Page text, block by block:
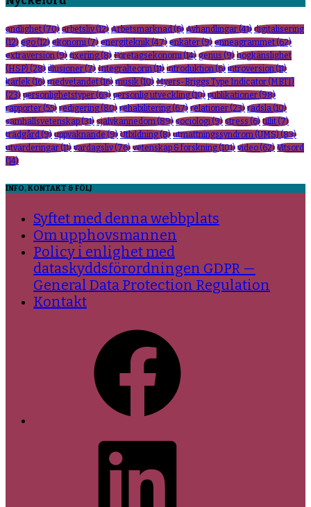
andlighet (70) arbetsliv(12) Arbetsmarknad (6) Avhandlingar (41) digitalisering
(12) ego (12) ekonomi (7) energiteknik (47) enkäter (9) enneagrammet (62)
extraversion (9) fixering (8) Företagsekonomi (14) genus (9) högkänslighet
(HSP) (28) illusioner (7) Integralteorin (11) introduktion (6) introversion (11)
kärlek (16) medvetandet (16) musik (10) Myers-Briggs Type Indicator (MBTI)
(23) personlighetstyper (63) personlig utveckling (10) publikationer (98)
rapporter (55) redigering (80) rehabilitering (67) relationer (23) rädsla (10)
samhällsvetenskap (31) självkännedom (89) sociologi (9) stress (6) tillit (7)
trädgård (9) uppvaknande (9) Utbildning (8) utmattningssyndrom (UMS) (83)
utvärderingar (11) vardagsliv(76) vetenskap & forskning (101) video (62) Vitsord
(14)
INFO, KONTAKT & FÖLJ
Syftet med denna webbplats
Om upphovsmannen
Policy i enlighet med
dataskyddsförordningen GDPR —
General Data Protection Regulation
Kontakt